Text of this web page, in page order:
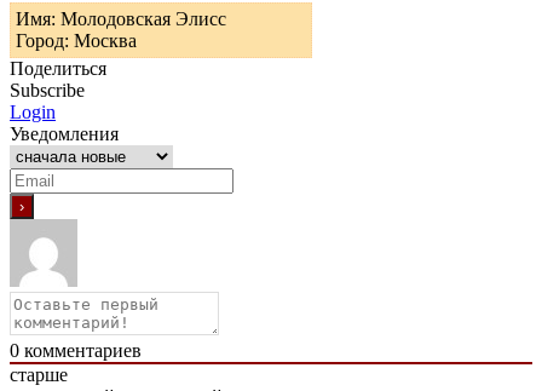
Имя: Молодовская Элисс
Город: Москва
Поделиться
Subscribe
Login
Уведомления
0 комментариев
старше